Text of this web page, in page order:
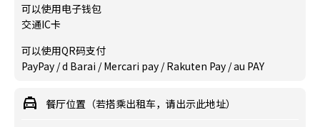
可以使用电子钱包
交通IC卡
可以使用QR码支付
PayPay / d Barai / Mercari pay / Rakuten Pay / au PAY
餐厅位置（若搭乘出租车，请出示此地址）